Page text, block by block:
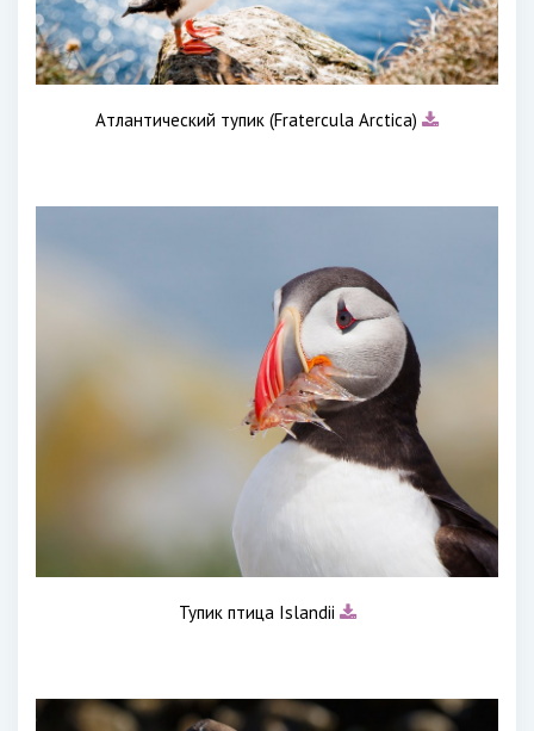
Атлантический тупик (Fratercula Arctica)
Тупик птица Islandii